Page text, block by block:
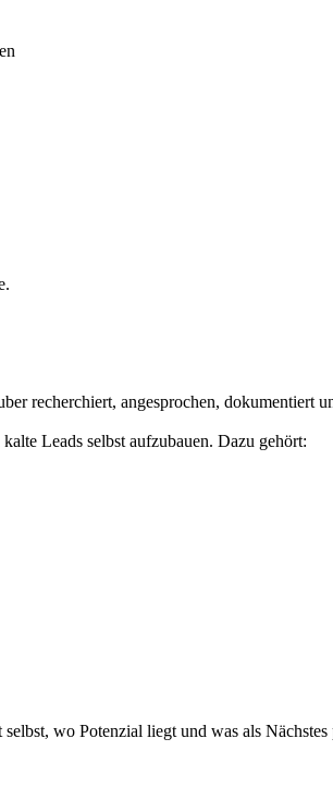
recherchiert, angesprochen, dokumentiert
Leads selbst aufzubauen. Dazu gehört:
wo Potenzial liegt und was als Nächstes